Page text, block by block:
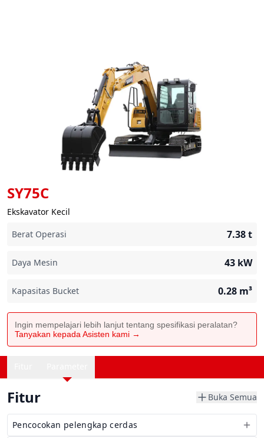
SY75C
Ekskavator Kecil
Berat Operasi
7.38t
Daya Mesin 43 kW
Kapasitas Bucket 0.28 m³
Ingin mempelajari lebih lanjut tentang spesifikasi peralatan?
Tanyakan kepada Asisten kami →
Fitur Buka Semua
Pencocokan pelengkap cerdas